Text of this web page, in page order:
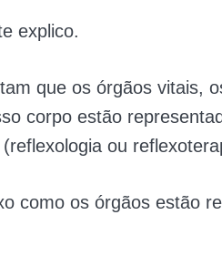
explico.
que os órgãos vitais,
corpo estão
ou
como os órgãos estão